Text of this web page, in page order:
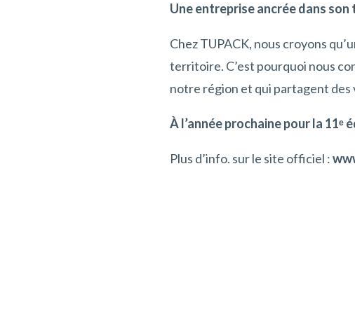
Une entreprise ancrée dans
Chez TUPACK, nous croyons
territoire. C’est pourquoi nous
notre région et qui partagent des
À l’année prochaine pour la 11ᵉ
Plus d’info. sur le site officiel :